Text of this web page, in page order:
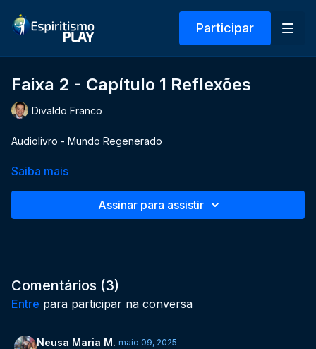
Participar
Faixa 2 - Capítulo 1 Reflexões
Divaldo Franco
Audiolivro - Mundo Regenerado
Saiba mais
Assinar para assistir
Comentários (3)
Entre para participar na conversa
Neusa Maria M. maio 09, 2025